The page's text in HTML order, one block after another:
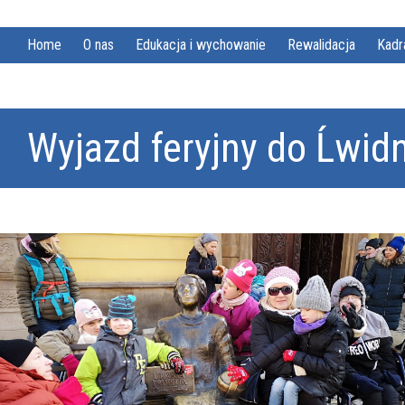
Home O nas Edukacja i wychowanie Rewalidacja
Wyjazd feryjny do